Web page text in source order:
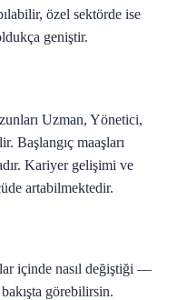
özel sektörde ise
geniştir.
Uzman, Yönetici,
Başlangıç maaşları
Kariyer gelişimi ve
artabilmektedir.
içinde nasıl değiştiği —
görebilirsin.